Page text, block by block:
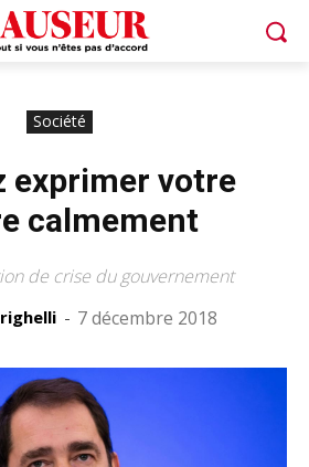
Société
exprimer votre
calmement
de crise du gouvernement
- 7 décembre 2018